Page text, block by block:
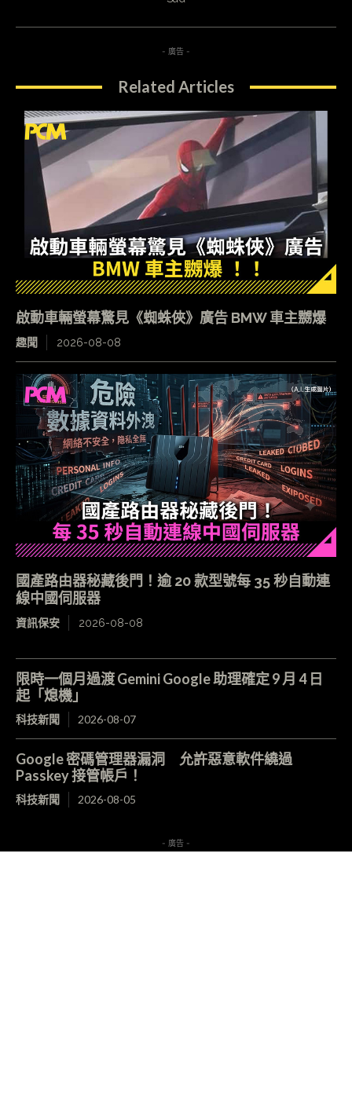
- 廣告 -
Related Articles
啟動車輛螢幕驚見《蜘蛛俠》廣告 BMW 車主嬲爆
趣聞 2026-08-08
國產路由器秘藏後門！逾 20 款型號每 35 秒自動連
線中國伺服器
資訊保安 2026-08-08
限時一個月過渡 Gemini Google 助理確定 9 月 4 日
起「熄機」
科技新聞 2026-08-07
Google 密碼管理器漏洞 允許惡意軟件繞過
Passkey 接管帳戶！
科技新聞 2026-08-05
- 廣告 -